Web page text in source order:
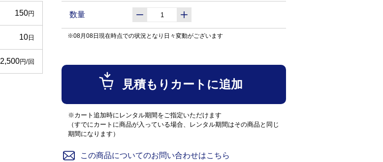
150円
10 日
2,500円/回
数量
※08月08日現在時点での状況となり日々変動がございます
見積もりカートに追加
※カート追加時にレンタル期間をご指定いただけます
（すでにカートに商品が入っている場合、レンタル期間はその商品と同じ
期間になります）
この商品についてのお問い合わせはこちら